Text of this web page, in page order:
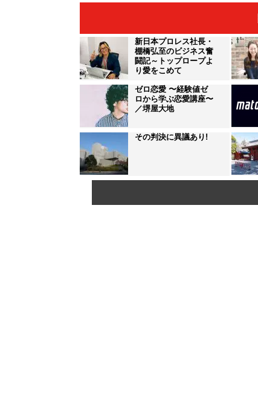
新日本プロレス社長・
棚橋弘至のビジネス奮
闘記～トップロープよ
り愛をこめて
ゼロ恋愛 〜経験値ゼ
ロから学ぶ恋愛講座〜
／堺屋大地
その判決に異議あり!